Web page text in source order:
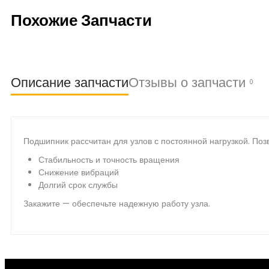
Похожие Запчасти
Описание запчастиОтзывы о запчасти 0
Подшипник рассчитан для узлов с постоянной нагрузкой.
Стабильность и точность вращения
Снижение вибраций
Долгий срок службы
Закажите — обеспечьте надежную работу узла.